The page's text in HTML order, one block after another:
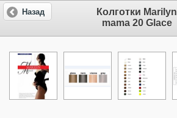
Колготки Marilyn
mama 20 Glace
Назад